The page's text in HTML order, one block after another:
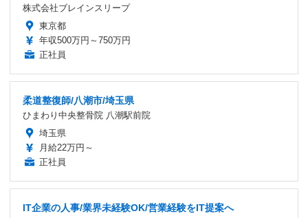
株式会社ブレインスリープ
東京都
年収500万円～750万円
正社員
柔道整復師/八潮市/埼玉県
ひまわり中央整骨院 八潮駅前院
埼玉県
月給22万円～
正社員
IT企業の人事/業界未経験OK/営業経験をIT提案へ